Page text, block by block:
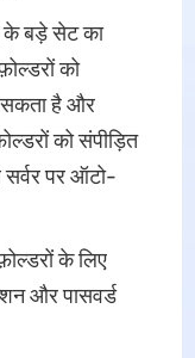
के बड़े सेट का
को
सकता है और
को संपीड़ित
पर ऑटो-
के लिए
और पासवर्ड